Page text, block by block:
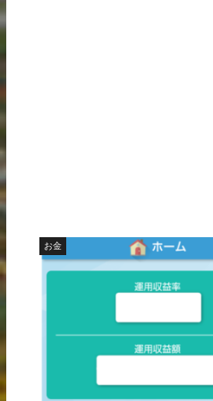
お金